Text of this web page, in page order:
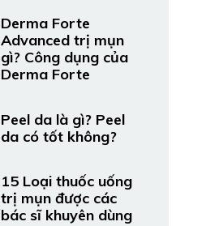
Derma Forte
Advanced trị mụn
gì? Công dụng của
Derma Forte
Peel da là gì? Peel
da có tốt không?
15 Loại thuốc uống
trị mụn được các
bác sĩ khuyên dùng